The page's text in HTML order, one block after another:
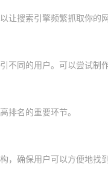
让搜索引擎频繁抓取你的
不同的用户。可以尝试制
排名的重要环节。
，确保用户可以方便地